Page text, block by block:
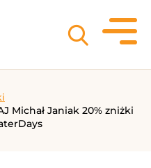
Michał Janiak 20% zniżki